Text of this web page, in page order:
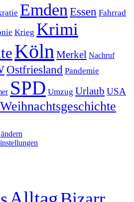
Emden Essen Fahrrad
Krieg Krimi
KölnMerkel Nachruf
Ostfriesland Pandemie
SPD Umzug Urlaub USA
Weihnachtsgeschichte